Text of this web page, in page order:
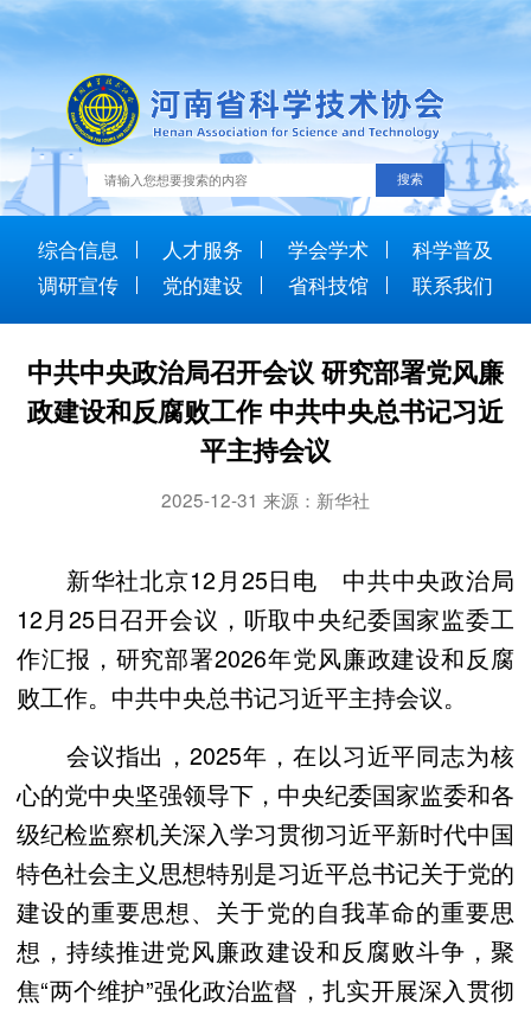
综合信息 人才服务 学会学术
科学普及
调研宣传
党的建设 省科技馆 联系我们
中共中央政治局召开会议 研究部署党风廉
政建设和反腐败工作 中共中央总书记习近
平主持会议
2025-12-31 来源：新华社
新华社北京12月25日电 中共中央政治局
12月25日召开会议，听取中央纪委国家监委工
作汇报，研究部署2026年党风廉政建设和反腐
败工作。中共中央总书记习近平主持会议。
会议指出，2025年，在以习近平同志为核
心的党中央坚强领导下，中央纪委国家监委和各
级纪检监察机关深入学习贯彻习近平新时代中国
特色社会主义思想特别是习近平总书记关于党的
建设的重要思想、关于党的自我革命的重要思
想，持续推进党风廉政建设和反腐败斗争，聚
焦“两个维护”强化政治监督，扎实开展深入贯彻